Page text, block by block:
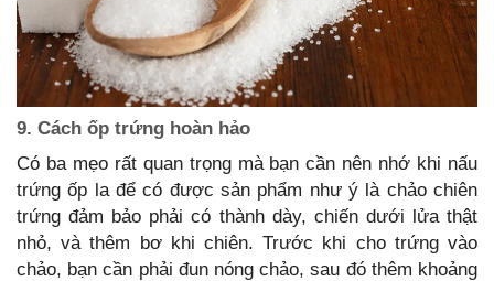
9. Cách ốp trứng hoàn hảo
Có ba mẹo rất quan trọng mà bạn cần nên nhớ khi nấu
trứng ốp la để có được sản phẩm như ý là chảo chiên
trứng đảm bảo phải có thành dày, chiến dưới lửa thật
nhỏ, và thêm bơ khi chiên. Trước khi cho trứng vào
chảo, bạn cần phải đun nóng chảo, sau đó thêm khoảng